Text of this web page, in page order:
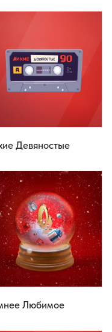
Девяностые
Любимое